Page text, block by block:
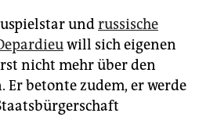
undrussische
will sich eigenen
nicht mehr über den
betonte zudem, er werde